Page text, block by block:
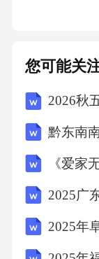
章见第章
(10);
内容整合为
d),LY/
您可能关
《爱家